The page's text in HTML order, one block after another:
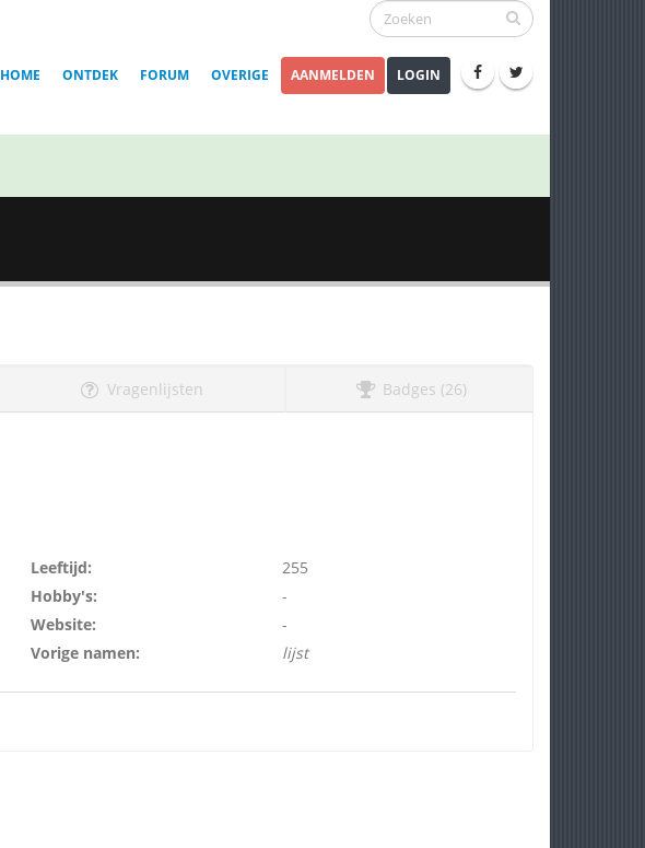
HOME ONTDEK FORUM OVERIGE AANMELDEN LOGIN
Vragenlijsten Badges (26)
Leeftijd:
255
Hobby's:
-
Website:
-
Vorige namen:
lijst